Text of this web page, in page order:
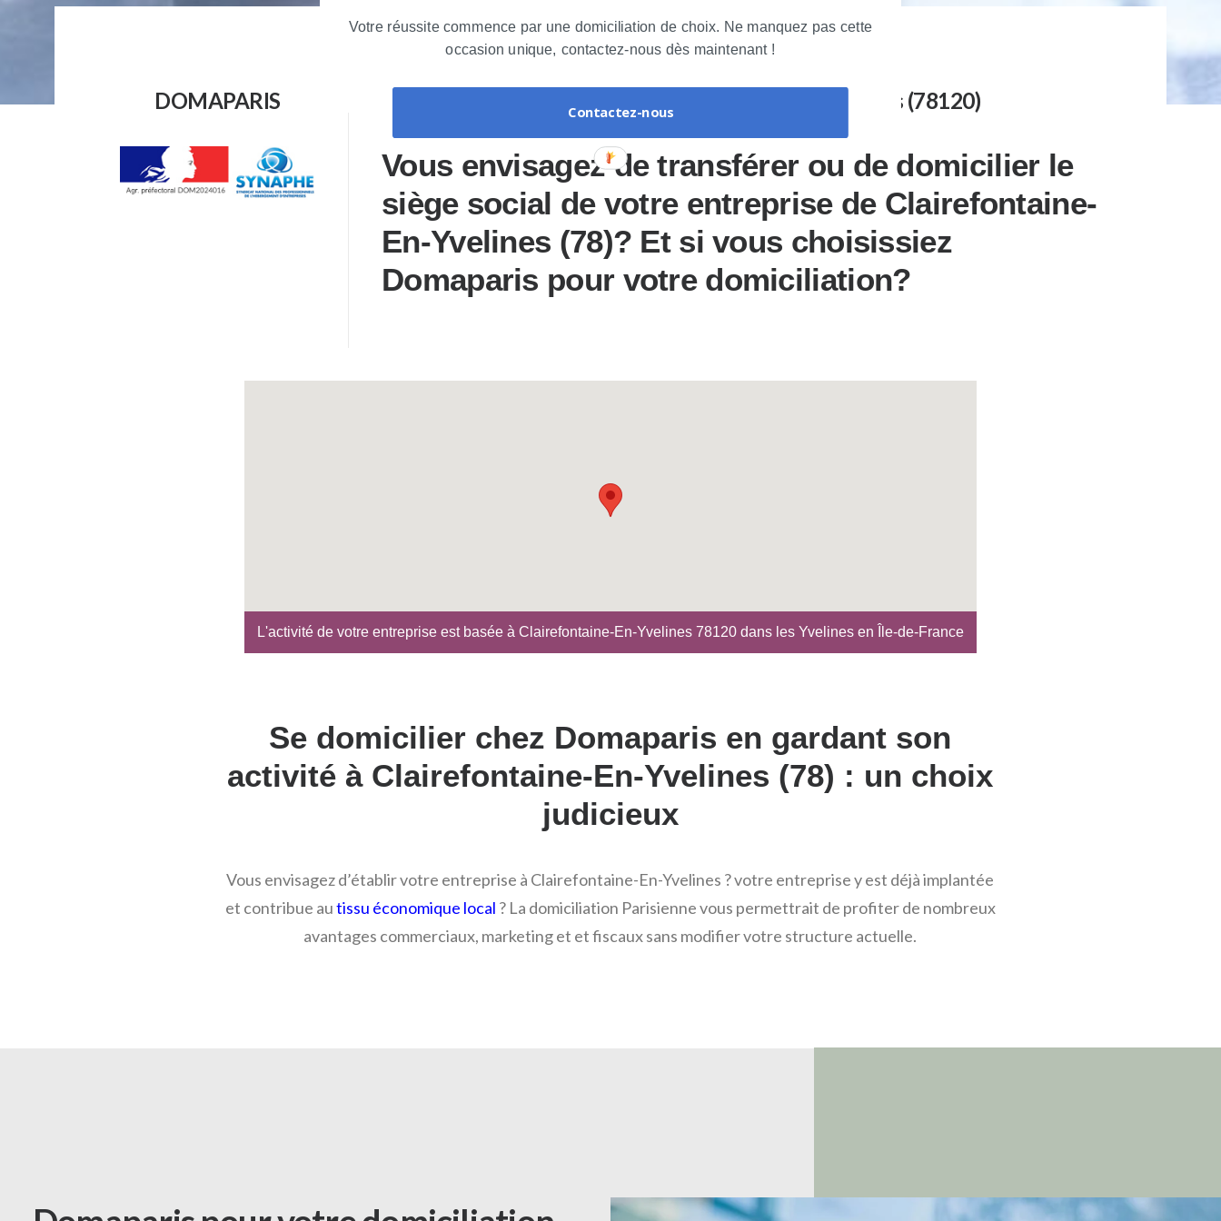
DOMAPARIS Domiciliation d'entreprise à Clairefontaine-En-Yvelines (78120)
Vous envisagez de transférer ou de domicilier le
siège social de votre entreprise de Clairefontaine-
En-Yvelines (78)? Et si vous choisissiez
Domaparis pour votre domiciliation?
L'activité de votre entreprise est basée à Clairefontaine-En-Yvelines 78120 dans les Yvelines en Île-de-France
Se domicilier chez Domaparis en gardant son
activité à Clairefontaine-En-Yvelines (78) : un choix
judicieux
Vous envisagez d’établir votre entreprise à Clairefontaine-En-Yvelines ? votre entreprise y est déjà implantée
et contribue autissu économique local ? La domiciliation Parisienne vous permettrait de profiter de nombreux
avantages commerciaux, marketing et et fiscaux sans modifier votre structure actuelle.
Votre réussite commence par une domiciliation de choix. Ne manquez pas cette
occasion unique, contactez-nous dès maintenant !
Contactez-nous